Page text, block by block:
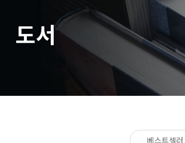
도서
베스트셀러